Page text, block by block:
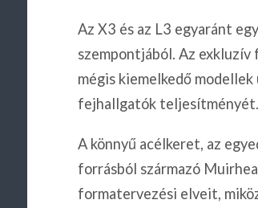
Az X3 és az L3 egyaránt
szempontjából. Az
mégis kiemelkedő
fejhallgatók
A könnyű acélkeret, az
forrásból származó
formatervezési elveit,